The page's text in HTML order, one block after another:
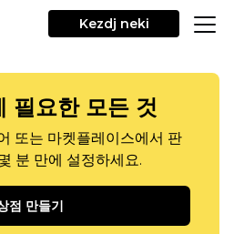
Kezdj neki
필요한 모든 것
또는 마켓플레이스에서 판
분 만에 설정하세요.
점 만들기